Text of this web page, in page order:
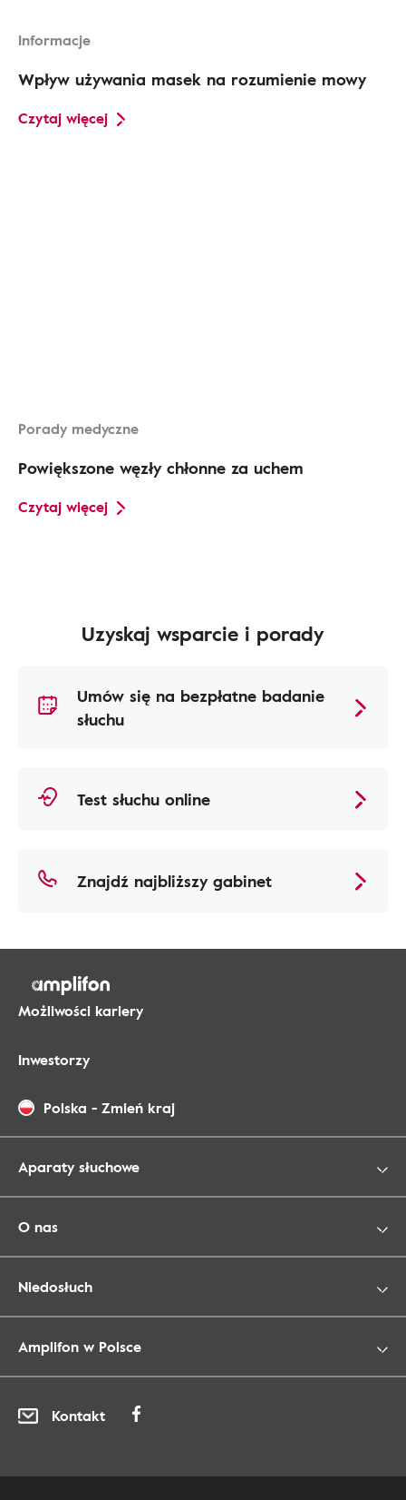
Informacje
Wpływ używania masek na rozumienie mowy
Czytaj więcej
Porady medyczne
Powiększone węzły chłonne za uchem
Czytaj więcej
Uzyskaj wsparcie i porady
Umów się na bezpłatne badanie
słuchu
Test słuchu online
Znajdź najbliższy gabinet
Możliwości kariery
Inwestorzy
Polska - Zmień kraj
Aparaty słuchowe
O nas
Niedosłuch
Amplifon w Polsce
Kontakt